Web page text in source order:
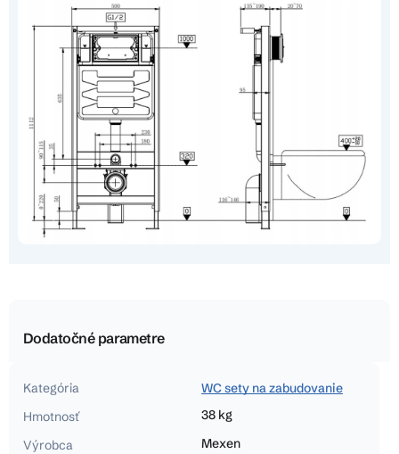
Dodatočné parametre
Kategória
WC sety na zabudovanie
Hmotnosť
38 kg
Výrobca
Mexen